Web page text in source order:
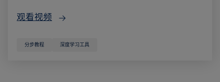
观看视频
分步教程 深度学习工具